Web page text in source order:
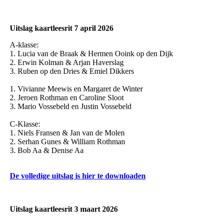
Uitslag kaartleesrit 7 april 2026
A-klasse:
1. Lucia van de Braak & Hermen Ooink op den Dijk
2. Erwin Kolman & Arjan Haverslag
3. Ruben op den Dries & Emiel Dikkers
1. Vivianne Meewis en Margaret de Winter
2. Jeroen Rothman en Caroline Sloot
3. Mario Vossebeld en Justin Vossebeld
C-Klasse:
1. Niels Fransen & Jan van de Molen
2. Serhan Gunes & William Rothman
3. Bob Aa & Denise Aa
De volledige uitslag is hier te downloaden
Uitslag kaartleesrit 3 maart 2026